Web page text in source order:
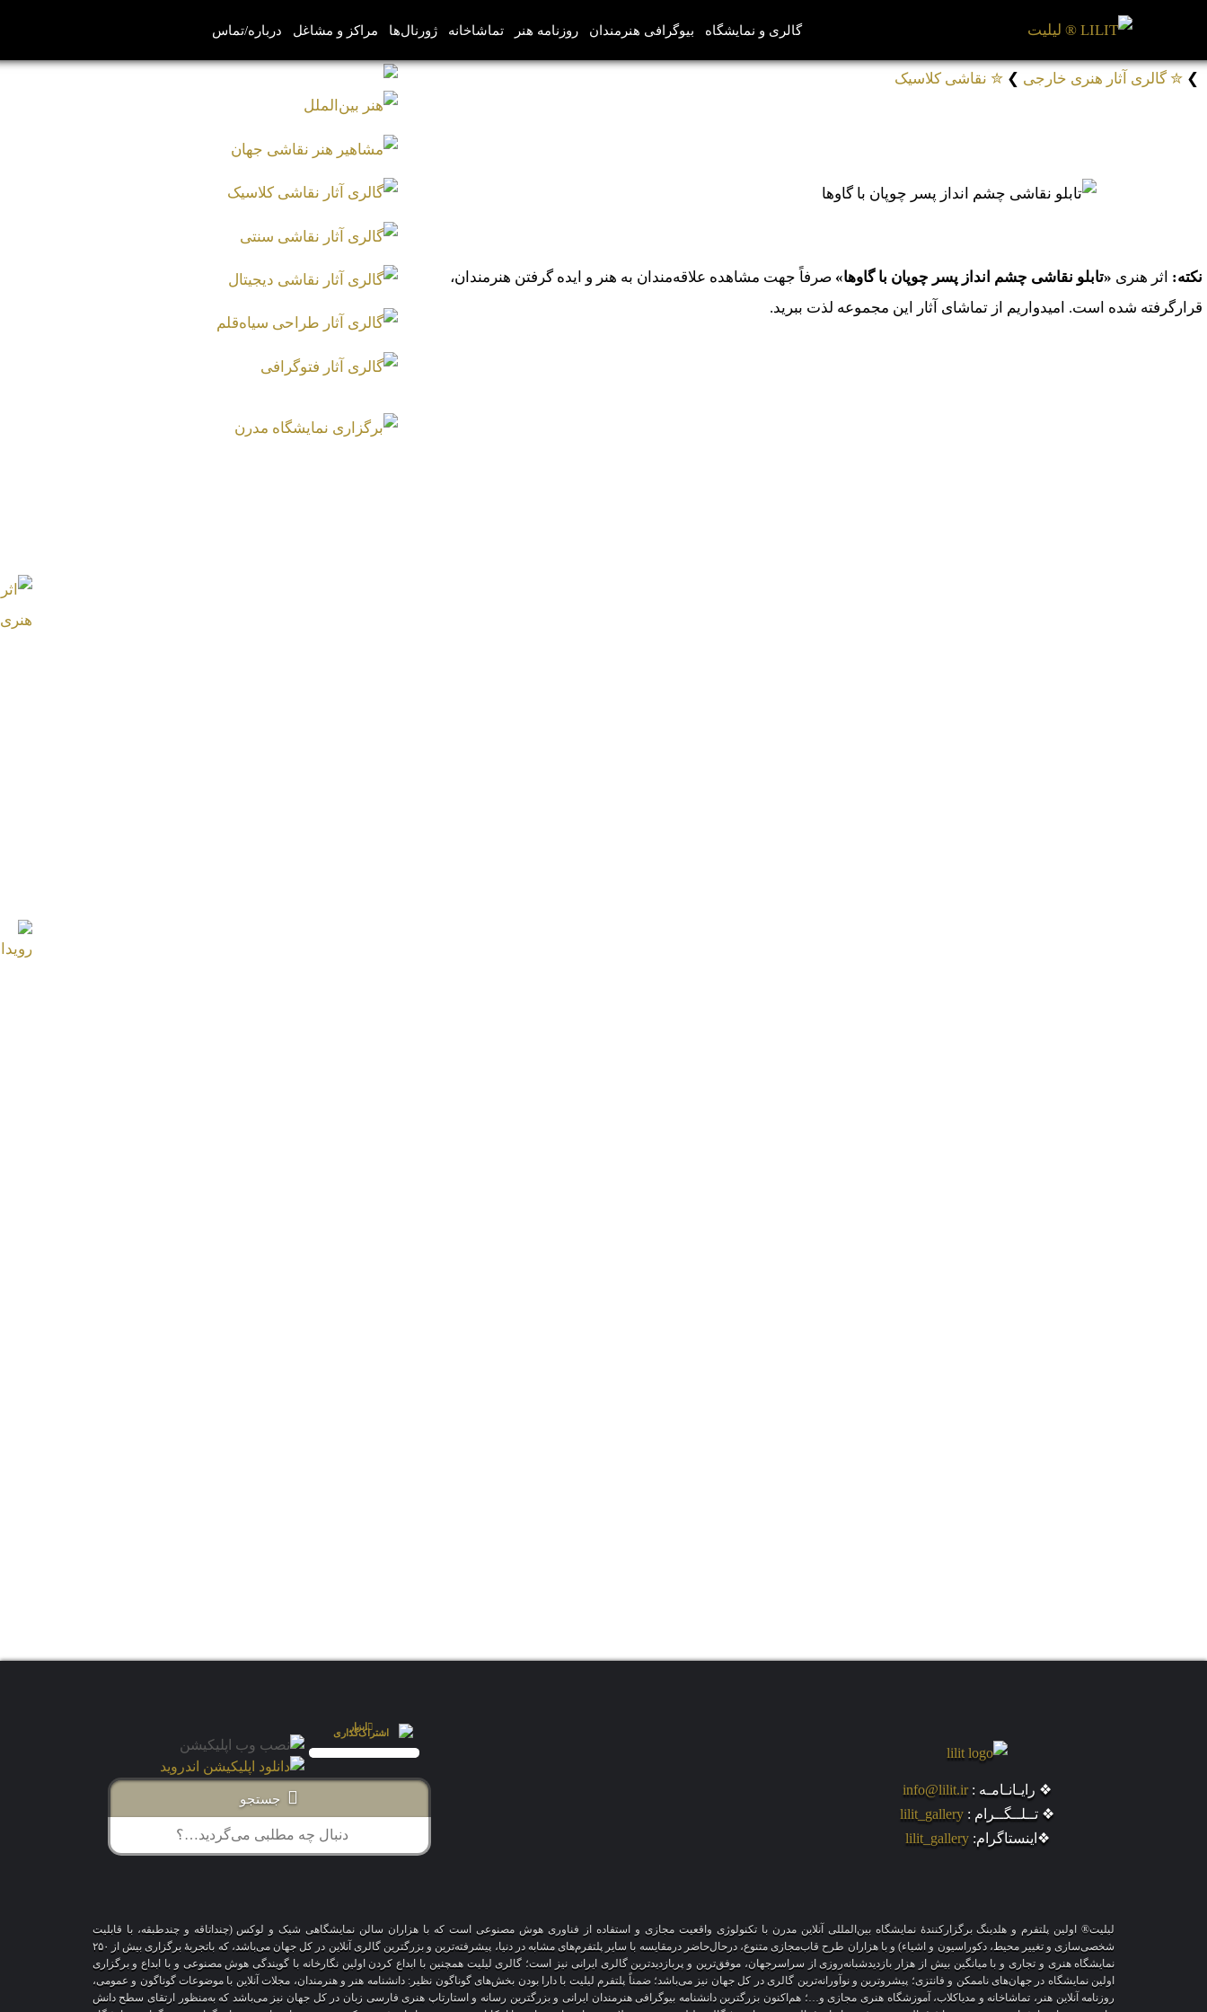
گالری و نمایشگاه بیوگرافی هنرمندان روزنامه هنر تماشاخانه ژورنال‌ها مراکز و مشاغل درباره/تماس
❯ ✮ گالری آثار هنری خارجی ❯ ✮ نقاشی کلاسیک
نکته: اثر هنری «تابلو نقاشی چشم انداز پسر چوپان با گاوها» صرفاً جهت مشاهده علاقه‌مندان به هنر و ایده گرفتن هنرمندان،
قرارگرفته شده است. امیدواریم از تماشای آثار این مجموعه لذت ببرید.
❖ رایـانـامـه : info@lilit.ir
❖ تــلــگــرام : lilit_gallery
❖اینستاگرام: lilit_gallery
جستجو
لیلیت® اولین پلتفرم و هلدینگ برگزارکنندهٔ نمایشگاه بین‌المللی آنلاین مدرن با تکنولوژی واقعیت مجازی و استفاده از فناوری هوش مصنوعی است که با هزاران سالن نمایشگاهی شیک و لوکس (چنداتاقه و چندطبقه، با قابلیت
شخصی‌سازی و تغییر محیط، دکوراسیون و اشیاء) و با هزاران طرح قاب‌مجازی متنوع، درحال‌حاضر درمقایسه با سایر پلتفرم‌های مشابه در دنیا، پیشرفته‌ترین و بزرگترین گالری آنلاین در کل جهان می‌باشد، که باتجربهٔ برگزاری بیش از ۲۵۰
نمایشگاه هنری و تجاری و با میانگین بیش از هزار بازدیدشبانه‌روزی از سراسرجهان، موفق‌ترین و پربازدیدترین گالری ایرانی نیز است؛ گالری لیلیت همچنین با ابداع کردن اولین نگارخانه با گویندگی هوش مصنوعی و با ابداع و برگزاری
اولین نمایشگاه در جهان‌های ناممکن و فانتزی؛ پیشروترین و نوآورانه‌ترین گالری در کل جهان نیز می‌باشد؛ ضمناً پلتفرم لیلیت با دارا بودن بخش‌های گوناگون نظیر: دانشنامه هنر و هنرمندان، مجلات آنلاین با موضوعات گوناگون و عمومی،
روزنامه آنلاین هنر، تماشاخانه و مدیاکلاب، آموزشگاه هنری مجازی و…؛ هم‌اکنون بزرگترین دانشنامه بیوگرافی هنرمندان ایرانی و بزرگترین رسانه و استارتاپ هنری فارسی زبان در کل جهان نیز می‌باشد که به‌منظور ارتقای سطح دانش